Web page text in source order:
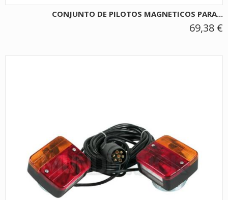
CONJUNTO DE PILOTOS MAGNETICOS PARA...
69,38 €